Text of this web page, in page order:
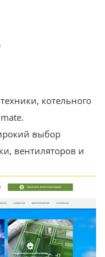
котельного
выбор
вентиляторов и